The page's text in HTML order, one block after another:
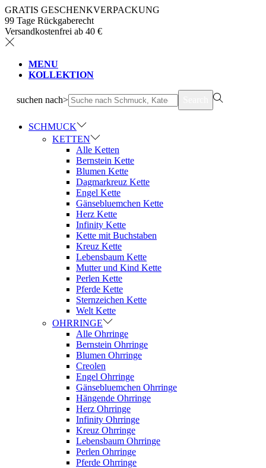
GRATIS GESCHENKVERPACKUNG
99 Tage Rückgaberecht
Versandkostenfrei ab 40 €
MENU
KOLLEKTION
suchen nach>
SCHMUCK
KETTEN
Alle Ketten
Bernstein Kette
Blumen Kette
Dagmarkreuz Kette
Engel Kette
Gänsebluemchen Kette
Herz Kette
Infinity Kette
Kette mit Buchstaben
Kreuz Kette
Lebensbaum Kette
Mutter und Kind Kette
Perlen Kette
Pferde Kette
Sternzeichen Kette
Welt Kette
OHRRINGE
Alle Ohrringe
Bernstein Ohrringe
Blumen Ohrringe
Creolen
Engel Ohrringe
Gänsebluemchen Ohrringe
Hängende Ohrringe
Herz Ohrringe
Infinity Ohrringe
Kreuz Ohrringe
Lebensbaum Ohrringe
Perlen Ohrringe
Pferde Ohrringe